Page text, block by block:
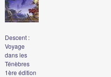
Descent :
Voyage
dans les
Ténèbres
1ère édition